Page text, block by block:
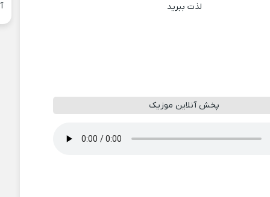
لذت ببرید
پخش آنلاین موزیک